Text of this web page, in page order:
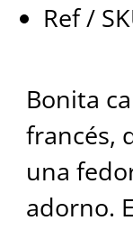
Ref /
Bonita
francés,
una
adorno.